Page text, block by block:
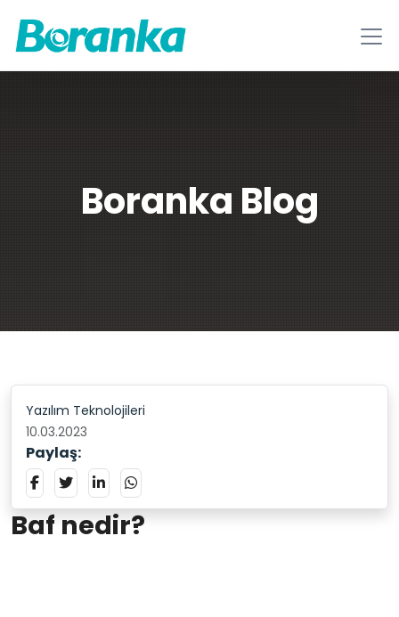
Boranka Blog
Yazılım Teknolojileri
10.03.2023
Paylaş:
Baf nedir?